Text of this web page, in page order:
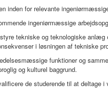
inden for relevante
ingeniørmæssige
tekniske og teknologiske
i løsningen af tekniske
funktioner og
og kulturel baggrund.
de studerende til at deltage i